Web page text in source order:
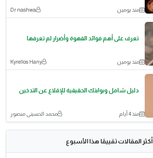
منذ يومين Dr nashwa
​تعرف على أهم فوائد القهوة وأضرار لم تعرفها
منذ يومين Kyrellos Hany
دليل شامل وبوابتك الحقيقية للإقلاع عن التدخين
منذ 4 أيام محمد الحسينى منصور
أكثر المقالات تقييمًا هذا الأسبوع